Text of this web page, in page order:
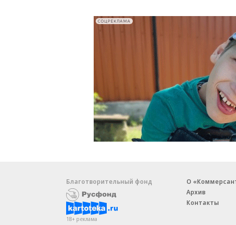
СОЦРЕКЛАМА
Благотворительный фонд
18+ реклама
О
Архив
Контакты